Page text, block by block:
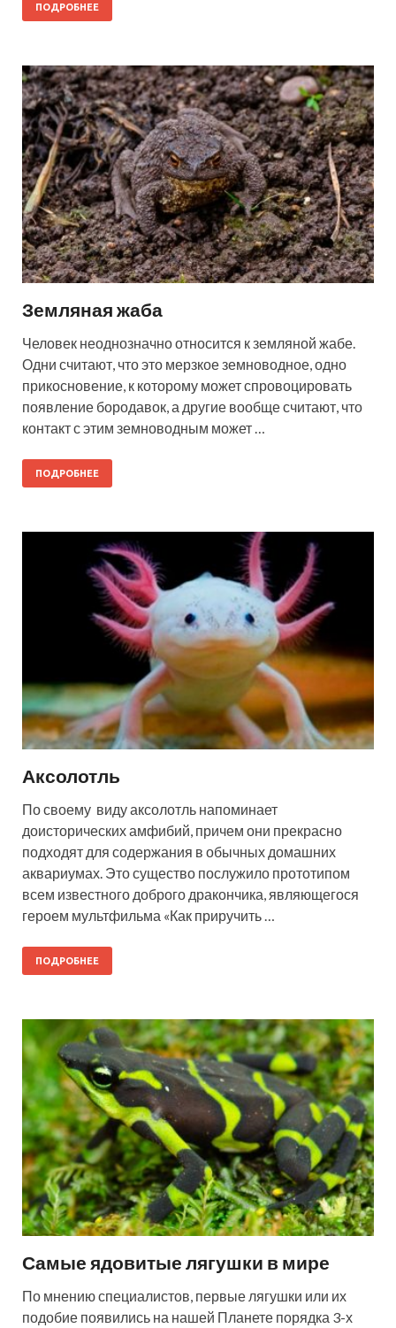
ПОДРОБНЕЕ
Земляная жаба
Человек неоднозначно относится к земляной жабе.
Одни считают, что это мерзкое земноводное, одно
прикосновение, к которому может спровоцировать
появление бородавок, а другие вообще считают, что
контакт с этим земноводным может …
ПОДРОБНЕЕ
Аксолотль
По своему виду аксолотль напоминает
доисторических амфибий, причем они прекрасно
подходят для содержания в обычных домашних
аквариумах. Это существо послужило прототипом
всем известного доброго дракончика, являющегося
героем мультфильма «Как приручить …
ПОДРОБНЕЕ
Самые ядовитые лягушки в мире
По мнению специалистов, первые лягушки или их
подобие появились на нашей Планете порядка 3-х